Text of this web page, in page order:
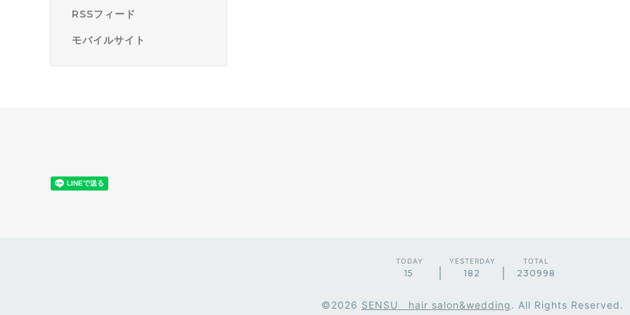
RSSフィード
モバイルサイト
TODAY
15
YESTERDAY
182
TOTAL
230998
©2026 SENSU hair salon&wedding. All Rights Reserved.